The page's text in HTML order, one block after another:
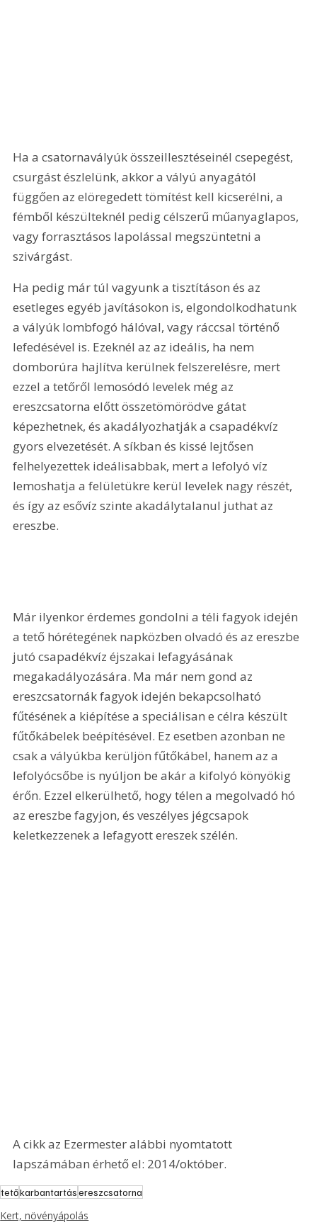
Ha a csatornavályúk összeillesztéseinél csepegést,
csurgást észlelünk, akkor a vályú anyagától
függően az elöregedett tömítést kell kicserélni, a
fémből készülteknél pedig célszerű műanyaglapos,
vagy forrasztásos lapolással megszüntetni a
szivárgást.
Ha pedig már túl vagyunk a tisztításon és az
esetleges egyéb javításokon is, elgondolkodhatunk
a vályúk lombfogó hálóval, vagy ráccsal történő
lefedésével is. Ezeknél az az ideális, ha nem
domborúra hajlítva kerülnek felszerelésre, mert
ezzel a tetőről lemosódó levelek még az
ereszcsatorna előtt összetömörödve gátat
képezhetnek, és akadályozhatják a csapadékvíz
gyors elvezetését. A síkban és kissé lejtősen
felhelyezettek ideálisabbak, mert a lefolyó víz
lemoshatja a felületükre kerül levelek nagy részét,
és így az esővíz szinte akadálytalanul juthat az
ereszbe.
Már ilyenkor érdemes gondolni a téli fagyok idején
a tető hórétegének napközben olvadó és az ereszbe
jutó csapadékvíz éjszakai lefagyásának
megakadályozására. Ma már nem gond az
ereszcsatornák fagyok idején bekapcsolható
fűtésének a kiépítése a speciálisan e célra készült
fűtőkábelek beépítésével. Ez esetben azonban ne
csak a vályúkba kerüljön fűtőkábel, hanem az a
lefolyócsőbe is nyúljon be akár a kifolyó könyökig
érőn. Ezzel elkerülhető, hogy télen a megolvadó hó
az ereszbe fagyjon, és veszélyes jégcsapok
keletkezzenek a lefagyott ereszek szélén.
A cikk az Ezermester alábbi nyomtatott
lapszámában érhető el: 2014/október.
tetőkarbantartásereszcsatorna
Kert, növényápolás